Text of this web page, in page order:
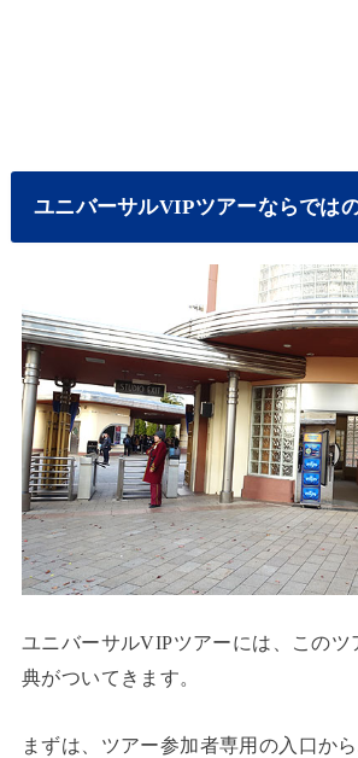
ユニバーサルVIPツアーならでは
ユニバーサルVIPツアーには、このツ
典がついてきます。
まずは、ツアー参加者専用の入口か